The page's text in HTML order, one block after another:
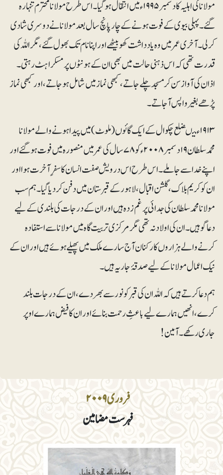
فروری ۲۰۰۹
فہرست مضامین
مولانا کی اہلیہ کادسمبر۱۹۹۵ء میں انتقال ہو گیا۔ اس طرح مولانا محترم تنہا رہ
گئے۔ پہلی بیوی کے فوت ہونے کے چارپانچ سال بعد مولانا نے دوسری شادی
کرلی ۔آخری عمر میں وہ یادداشت کھو بیٹھے اور اپنا نام تک بھول گئے، مگر اللہ کی
قدرت تھی کہ اس ذہنی حالت میں بھی ان کے ہونٹوں پر مسکراہٹ رہتی۔
اذان کی آواز سن کر مسجد چلے جا تے، کبھی نماز میں شامل ہو جا تے، اور کبھی نماز
پڑھے بغیر واپس آجاتے۔
۱۹۱۳ء میںضلع چکوال کے ایک گائوں (ملوٹ) میں پیدا ہونے والے مولانا
محمدسلطان ۱۹دسمبر ۲۰۰۸ء کو ۷۸سال کی عمر میں منصورہ میں فوت ہو گئے اور
اپنے خدا سے جا ملے۔ اس طرح اس درویش صفت انسان کا سفرِ آخرت ہوا اور
ان کو کریم بلاک، گلشن اقبال، لاہور کے قبرستان میں دفن کر دیا گیا۔ ہم سب
مولانا محمد سلطان کی جدائی پر غم زدہ ہیں اور ان کے درجات کی بلندی کے لیے
دعاگو ہیں ۔ان کی اولاد نہ تھی مگر مرکزی تربیت گاہ میں مولانا سے استفادہ
کرنے والے ہزاروں کارکنان آج سارے ملک میں پھیلے ہوئے ہیں اور ان کے
نیک اعمال مولانا کے لیے صدقۂ جاریہ ہیں۔
ہم دعا کرتے ہیں کہ اللہ ان کی قبر کو نور سے بھر دے، ان کے درجات بلند
کرے، انھیں ہمارے لیے با عثِ رحمت بنائے اور ان کا فیض ہمارے اوپر
جاری رکھے۔ آمین!